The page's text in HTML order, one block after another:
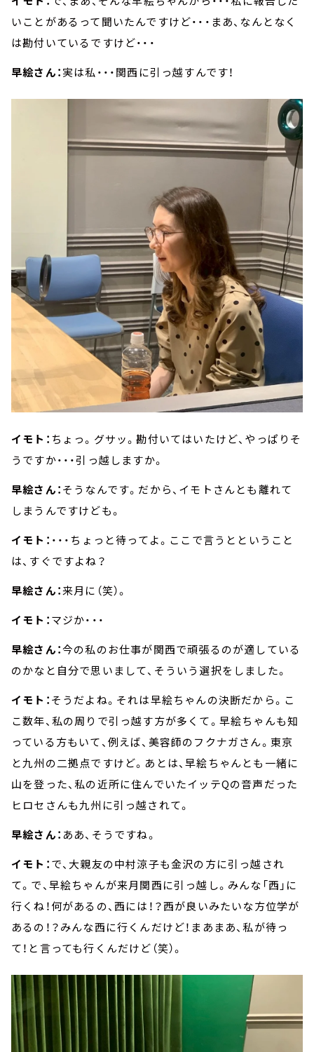
いことがあるって聞いたんですけど・・・まあ、なんとなく
は勘付いているですけど・・・
早絵さん：実は私・・・関西に引っ越すんです！
イモト： ちょっ。グサッ。勘付いてはいたけど、やっぱりそ
うですか・・・引っ越しますか。
早絵さん：そうなんです。だから、イモトさんとも離れて
しまうんですけども。
イモト： ・・・ちょっと待ってよ。ここで言うとということ
は、すぐですよね？
早絵さん：来月に（笑）。
イモト：マジか・・・
早絵さん：今の私のお仕事が関西で頑張るのが適している
のかなと自分で思いまして、そういう選択をしました。
イモト：そうだよね。それは早絵ちゃんの決断だから。こ
こ数年、私の周りで引っ越す方が多くて。早絵ちゃんも知
っている方もいて、例えば、美容師のフクナガさん。東京
と九州の二拠点ですけど。あとは、早絵ちゃんとも一緒に
山を登った、私の近所に住んでいたイッテQの音声だった
ヒロセさんも九州に引っ越されて。
早絵さん： ああ、そうですね。
イモト：で、大親友の中村涼子も金沢の方に引っ越され
て。で、早絵ちゃんが来月関西に引っ越し。みんな「西」に
行くね！何があるの、西には！？西が良いみたいな方位学が
あるの！？みんな西に行くんだけど！まあまあ、私が待っ
て！と言っても行くんだけど（笑）。